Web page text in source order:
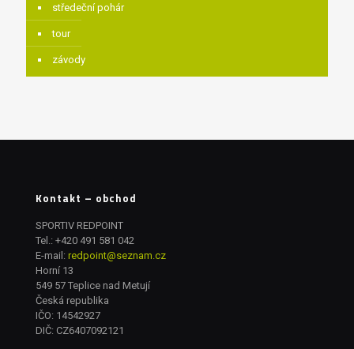
středeční pohár
tour
závody
Kontakt – obchod
SPORTIV REDPOINT
Tel.: +420 491 581 042
E-mail: redpoint@seznam.cz
Horní 13
549 57 Teplice nad Metují
Česká republika
IČO: 14542927
DIČ: CZ6407092121